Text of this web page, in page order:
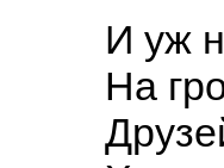
И уж
На